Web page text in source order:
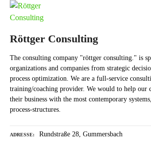
Röttger Consulting
The consulting company "röttger consulting." is
organizations and companies from strategic
process optimization. We are a full-service
training/coaching provider. We would to help our
their business with the most contemporary
process-structures.
ADRESSE Rundstraße 28, Gummersbach